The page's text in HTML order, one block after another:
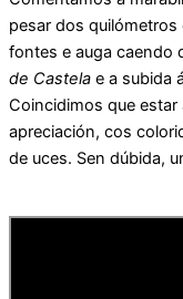
pesar dos
fontes e auga caendo
de Castela e a subida á
Coincidimos que estar
apreciación, cos
de uces. Sen dúbida,